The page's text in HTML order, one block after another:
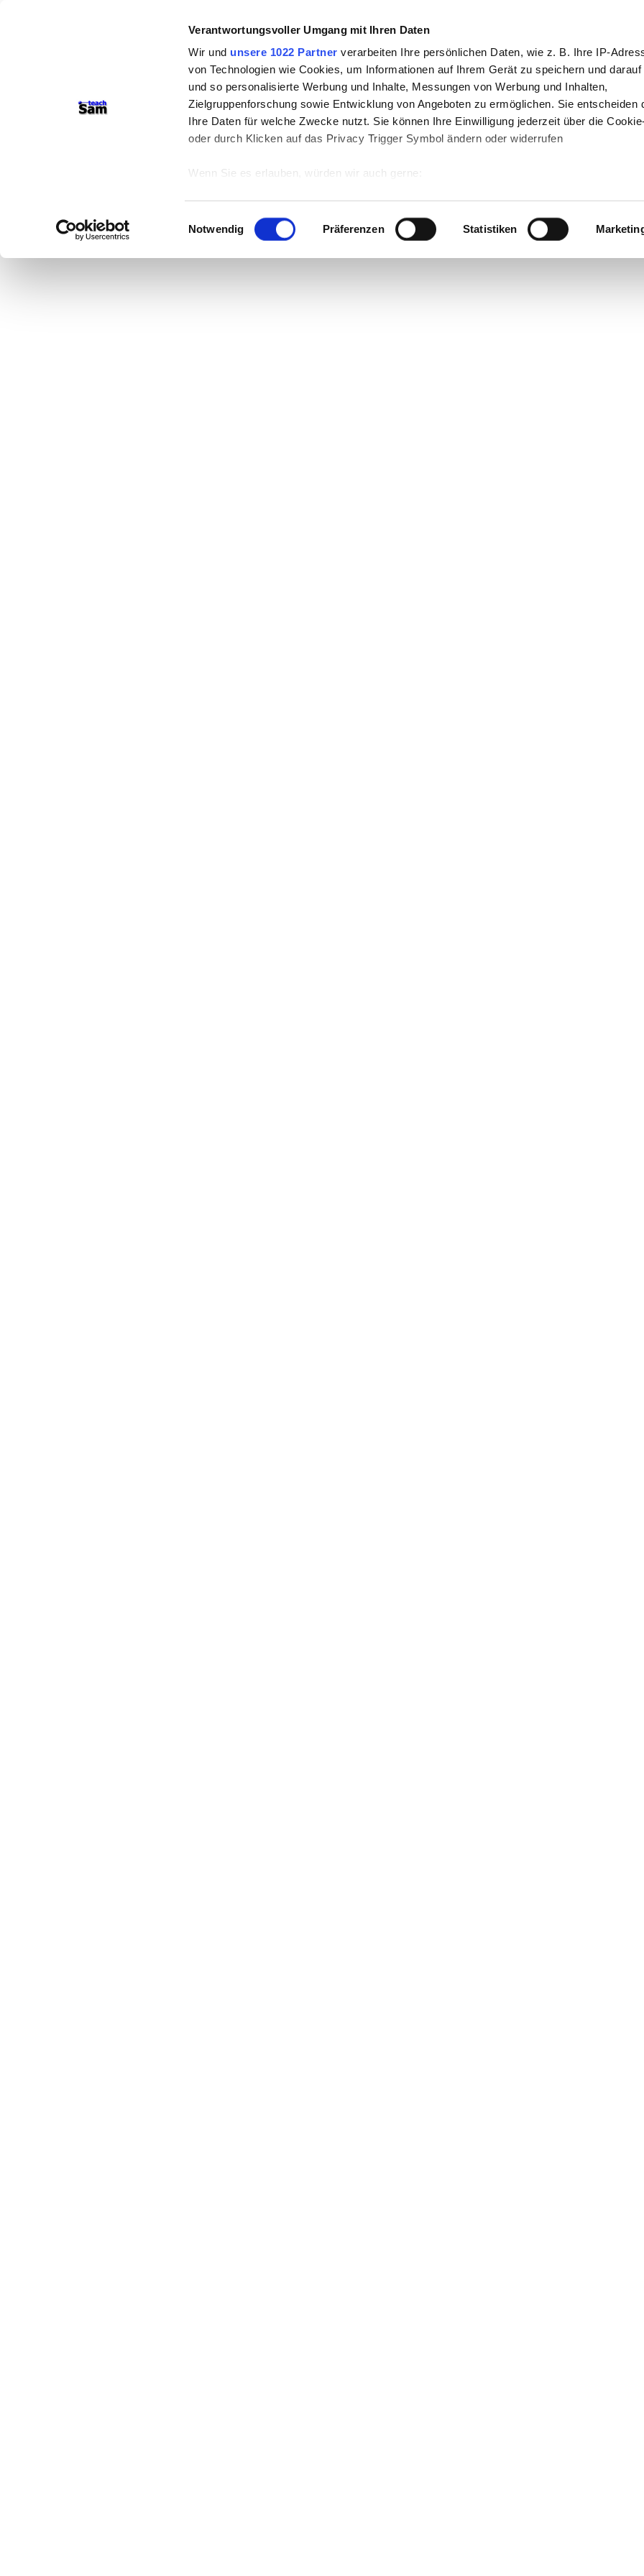
Verantwortungsvoller Umgang mit Ihren Daten
Wir und unsere 1022 Partner verarbeiten Ihre persönlichen Daten, wie z. B. Ihre IP-
von Technologien wie Cookies, um Informationen auf Ihrem Gerät zu speichern und
und so personalisierte Werbung und Inhalte, Messungen von Werbung und Inhalten,
Zielgruppenforschung sowie Entwicklung von Angeboten zu ermöglichen. Sie entscheiden
Ihre Daten für welche Zwecke nutzt. Sie können Ihre Einwilligung jederzeit über die
oder durch Klicken auf das Privacy Trigger Symbol ändern oder widerrufen
Wenn Sie es erlauben, würden wir auch gerne:
Ihr Gerät durch aktives Scannen nach bestimmten Merkmalen (Fingerprinting)
Erfahren Sie mehr darüber, wie Ihre persönlichen Daten verarbeitet werden, und legen Sie
Präferenzen imAbschnitt Einzelheitenfest.
Einwilligungsauswahl
Notwendig Präferenzen Statistiken